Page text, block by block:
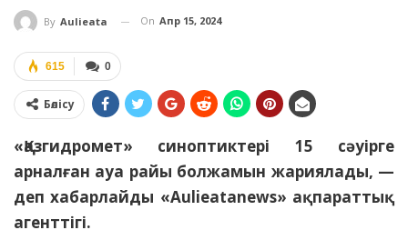
By Aulieata On Апр 15, 2024
0
615
Бөлісу
«Қазгидромет» синоптиктері 15 сәуірге
арналған ауа райы болжамын жариялады, —
деп хабарлайды «Aulieatanews» ақпараттық
агенттігі.